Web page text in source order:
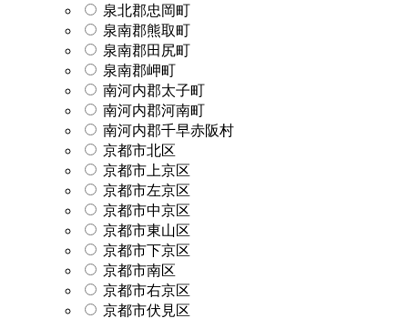
泉北郡忠岡町
泉南郡熊取町
泉南郡田尻町
泉南郡岬町
南河内郡太子町
南河内郡河南町
南河内郡千早赤阪村
京都市北区
京都市上京区
京都市左京区
京都市中京区
京都市東山区
京都市下京区
京都市南区
京都市右京区
京都市伏見区